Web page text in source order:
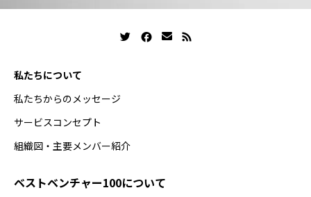
私たちについて
私たちからのメッセージ
サービスコンセプト
組織図・主要メンバー紹介
ベストベンチャー100について